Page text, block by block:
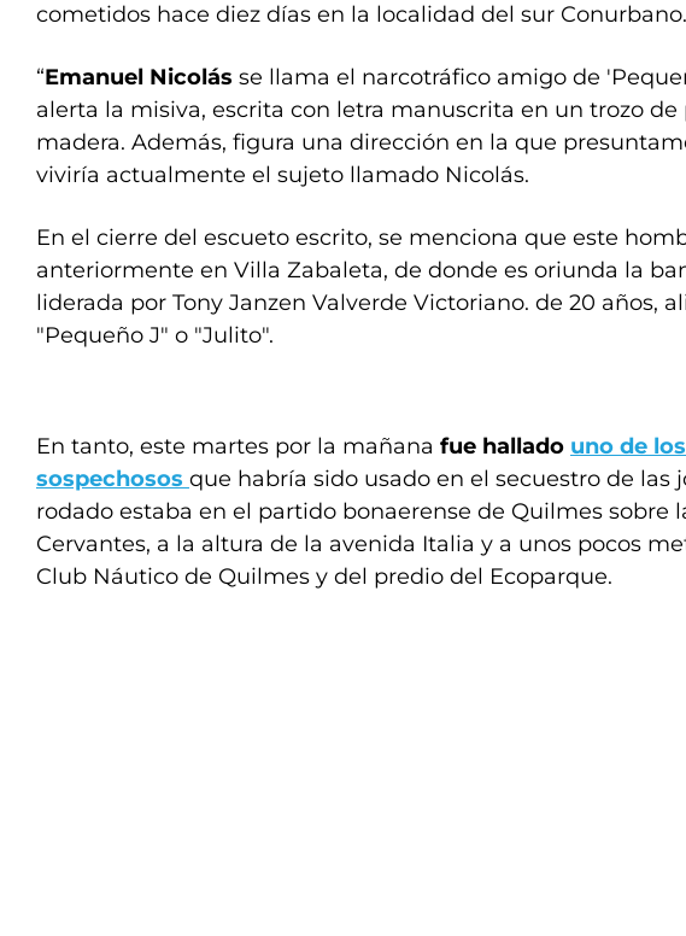
cometidos hace diez días en la localidad del sur Conurbano.
“Emanuel Nicolás se llama el narcotráfico amigo de
alerta la misiva, escrita con letra manuscrita en un trozo de
madera. Además, figura una dirección en la que
viviría actualmente el sujeto llamado Nicolás.
En el cierre del escueto escrito, se menciona que este
anteriormente en Villa Zabaleta, de donde es oriunda la
liderada por Tony Janzen Valverde Victoriano. de 20 años,
"Pequeño J" o "Julito".
En tanto, este martes por la mañana fue hallado uno de
sospechosos que habría sido usado en el secuestro de las
rodado estaba en el partido bonaerense de Quilmes sobre
Cervantes, a la altura de la avenida Italia y a unos pocos
Club Náutico de Quilmes y del predio del Ecoparque.